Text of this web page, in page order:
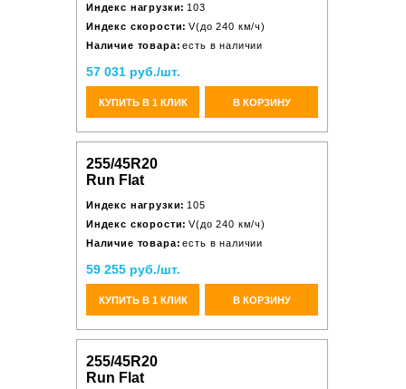
Индекс нагрузки: 103
Индекс скорости: V(до 240 км/ч)
Наличие товара: есть в наличии
57 031 руб./шт.
КУПИТЬ В 1 КЛИК В КОРЗИНУ
255/45R20
Run Flat
Индекс нагрузки: 105
Индекс скорости: V(до 240 км/ч)
Наличие товара: есть в наличии
59 255 руб./шт.
КУПИТЬ В 1 КЛИК В КОРЗИНУ
255/45R20
Run Flat